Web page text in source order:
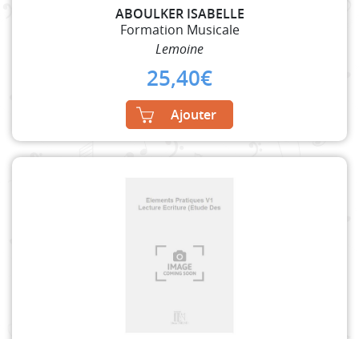
ABOULKER ISABELLE
Formation Musicale
Lemoine
25,40€
Ajouter